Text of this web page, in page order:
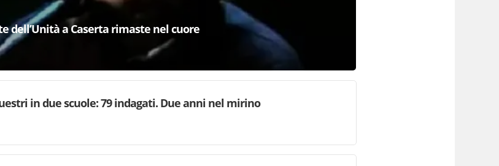
dell’Unità a Caserta rimaste nel cuore
in due scuole: 79 indagati. Due anni nel mirino